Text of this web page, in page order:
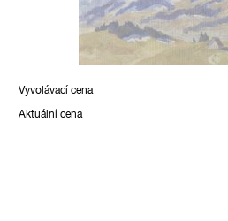
Vyvolávací cena
Aktuální cena